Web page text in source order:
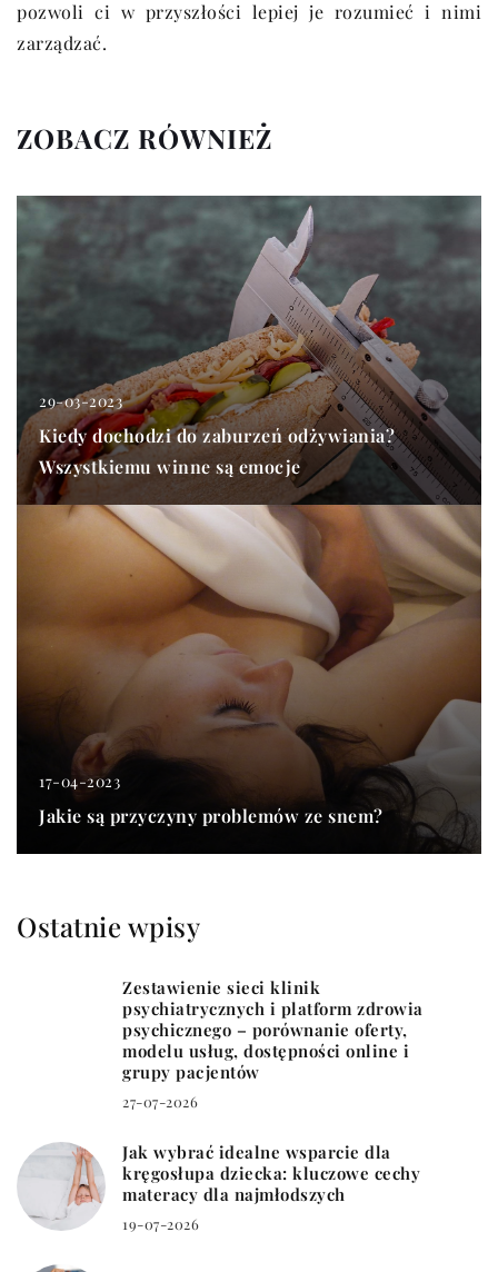
pozwoli ci w przyszłości lepiej je rozumieć i nimi
zarządzać.
ZOBACZ RÓWNIEŻ
29-03-2023
Kiedy dochodzi do zaburzeń odżywiania?
Wszystkiemu winne są emocje
17-04-2023
Jakie są przyczyny problemów ze snem?
Ostatnie wpisy
Zestawienie sieci klinik
psychiatrycznych i platform zdrowia
psychicznego – porównanie oferty,
modelu usług, dostępności online i
grupy pacjentów
27-07-2026
Jak wybrać idealne wsparcie dla
kręgosłupa dziecka: kluczowe cechy
materacy dla najmłodszych
19-07-2026